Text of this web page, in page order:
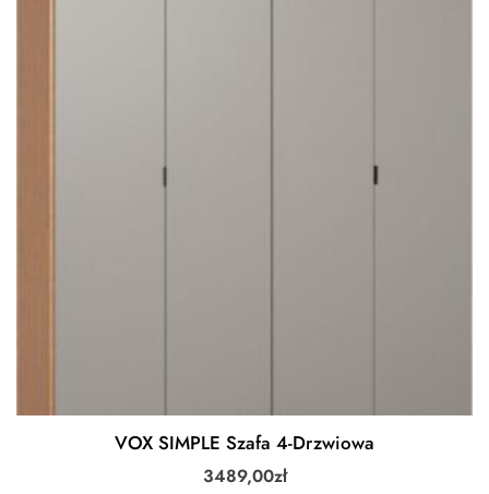
VOX SIMPLE Szafa 4-Drzwiowa
3489,00zł